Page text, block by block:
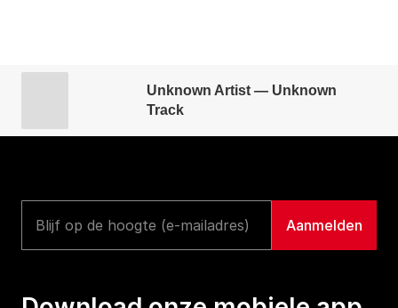
Unknown Artist — Unknown
Track